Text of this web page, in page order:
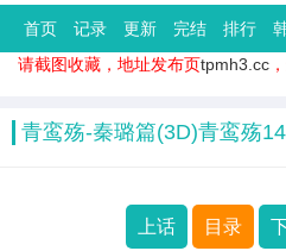
首页 记录 更新 完结 排行
请截图收藏，地址发布页tpmh3.cc
青鸾殇-秦璐篇(3D)青鸾殇
上话 目录